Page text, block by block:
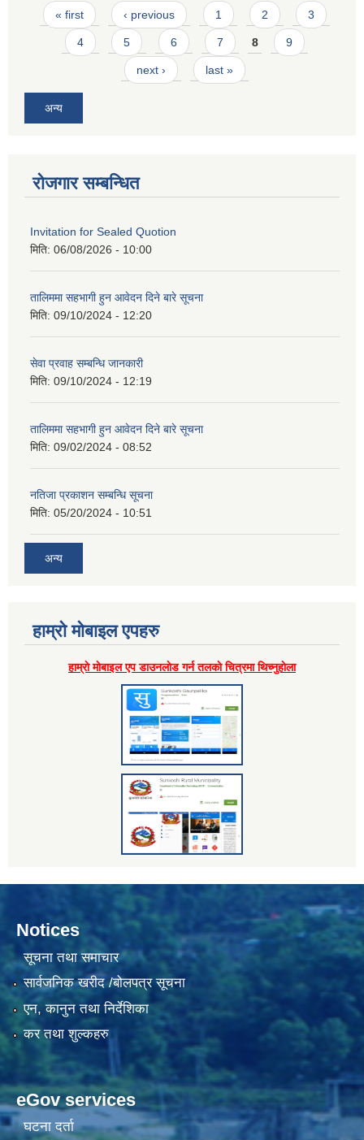
Pages
« first ‹ previous 1 2 3
4 5 6 7 8 9
next › last »
अन्य
रोजगार सम्बन्धित
Invitation for Sealed Quotion
मिति: 06/08/2026 - 10:00
तालिममा सहभागी हुन आवेदन दिने बारे सूचना
मिति: 09/10/2024 - 12:20
सेवा प्रवाह सम्बन्धि जानकारी
मिति: 09/10/2024 - 12:19
तालिममा सहभागी हुन आवेदन दिने बारे सूचना
मिति: 09/02/2024 - 08:52
नतिजा प्रकाशन सम्बन्धि सूचना
मिति: 05/20/2024 - 10:51
अन्य
हाम्राे माेबाइल एपहरु
हाम्राे माेबाइल एप डाउनलाेड गर्न तलकाे चित्रमा थिच्नुहाेला
Notices
सूचना तथा समाचार
सार्वजनिक खरीद /बोलपत्र सूचना
एन, कानुन तथा निर्देशिका
कर तथा शुल्कहरु
eGov services
घटना दर्ता